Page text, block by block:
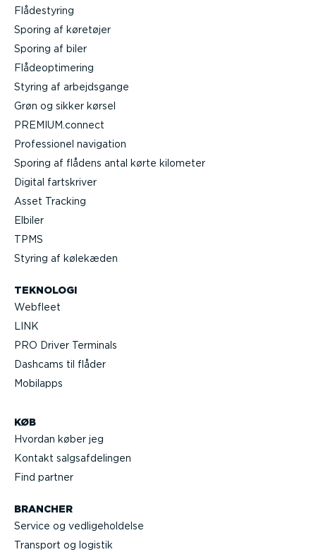
Flådestyring
Sporing af køretøjer
Sporing af biler
Flåde­op­ti­mering
Styring af arbejds­gange
Grøn og sikker kørsel
PREMIUM.connect
Profes­sionel navigation
Sporing af flådens antal kørte kilometer
Digital fartskriver
Asset Tracking
Elbiler
TPMS
Styring af kølekæden
TEKNOLOGI
Webfleet
LINK
PRO Driver Terminals
Dashcams til flåder
Mobilapps
KØB
Hvordan køber jeg
Kontakt salgs­af­de­lingen
Find partner
BRANCHER
Service og vedli­ge­hol­delse
Transport og logistik